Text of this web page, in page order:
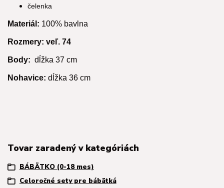
čelenka
Materiál: 100% bavlna
Rozmery: veľ. 74
Body: dĺžka 37 cm
Nohavice: dĺžka 36 cm
Tovar zaradený v kategóriách
BÁBÄTKO (0-18 mes)
Celoročné sety pre bábätká